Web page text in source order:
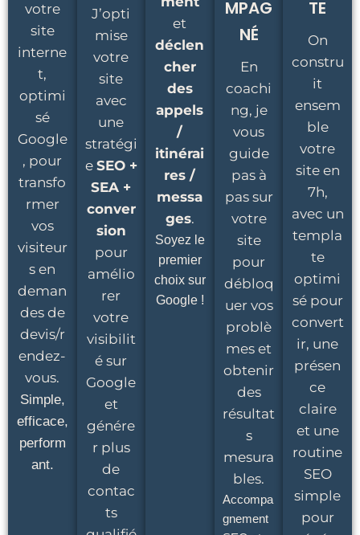
votre
site
interne
t,
optimi
sé
Google
, pour
transfo
rmer
vos
visiteur
s en
deman
des de
devis/r
endez-
vous.
Simple,
efficace,
perform
ant.
J’opti
mise
votre
site
avec
une
stratégi
e SEO +
SEA +
conver
sion
pour
amélio
rer
votre
visibilit
é sur
Google
et
génére
r plus
de
contac
ts
et
déclen
cher
des
appels
/
itinérai
res /
messa
ges.
Soyez le
premier
choix sur
Google !
MPAG
NÉ
En
coachi
ng, je
vous
guide
pas à
pas sur
votre
site
pour
débloq
uer vos
problè
mes et
obtenir
des
résultat
s
mesura
bles.
Accompa
gnement
TE
On
constru
it
ensem
ble
votre
site en
7h,
avec un
templa
te
optimi
sé pour
convert
ir, une
présen
ce
claire
et une
routine
SEO
simple
pour